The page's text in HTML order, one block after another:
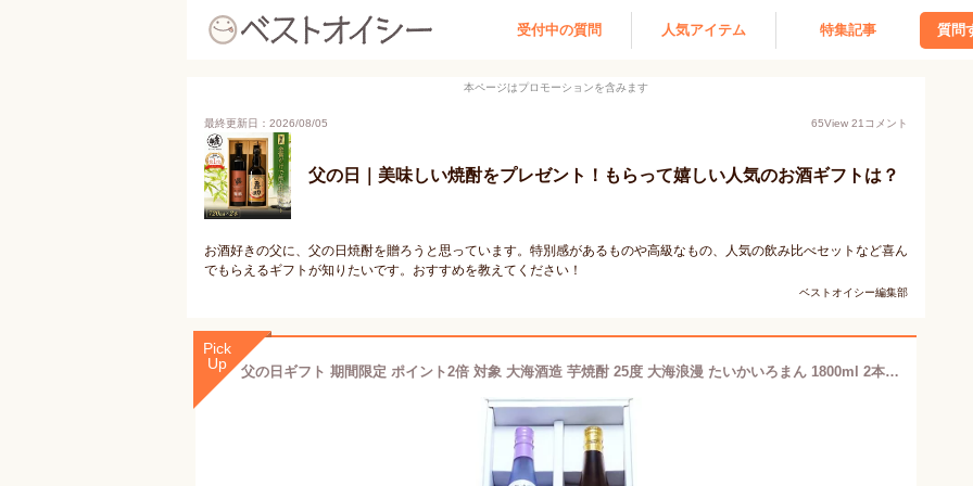
受付中の質問 人気アイテム 特集記事 質問
本ページはプロモーションを含みます
最終更新日：2026/08/05 65View 21 コメント
父の日｜美味しい焼酎をプレゼント！もらって嬉しい人気のお酒ギフトは？
お酒好きの父に、父の日焼酎を贈ろうと思っています。特別感があるものや高級なもの、人気の飲み比べセットなど喜ん
でもらえるギフトが知りたいです。おすすめを教えてください！
ベストオイシー編集部
Pick
Up
父の日ギフト 期間限定 ポイント2倍 対象 大海酒造 芋焼酎 25度 大海浪漫 たいかいろまん 1800ml 2本 飲み比べセット ギフト向き化粧箱入り ( カステラ箱タイプ / 写真の箱と違う場合が有ります ) 大海 海シリーズ 新美淡麗 海 ＆ 清廉貯蔵 海王 鹿児島